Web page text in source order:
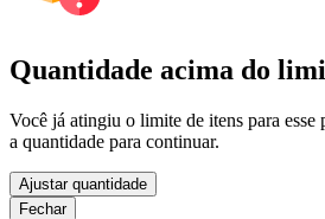
Quantidade acima do
Você já atingiu o limite de itens para
a quantidade para continuar.
Ajustar quantidade
Fechar